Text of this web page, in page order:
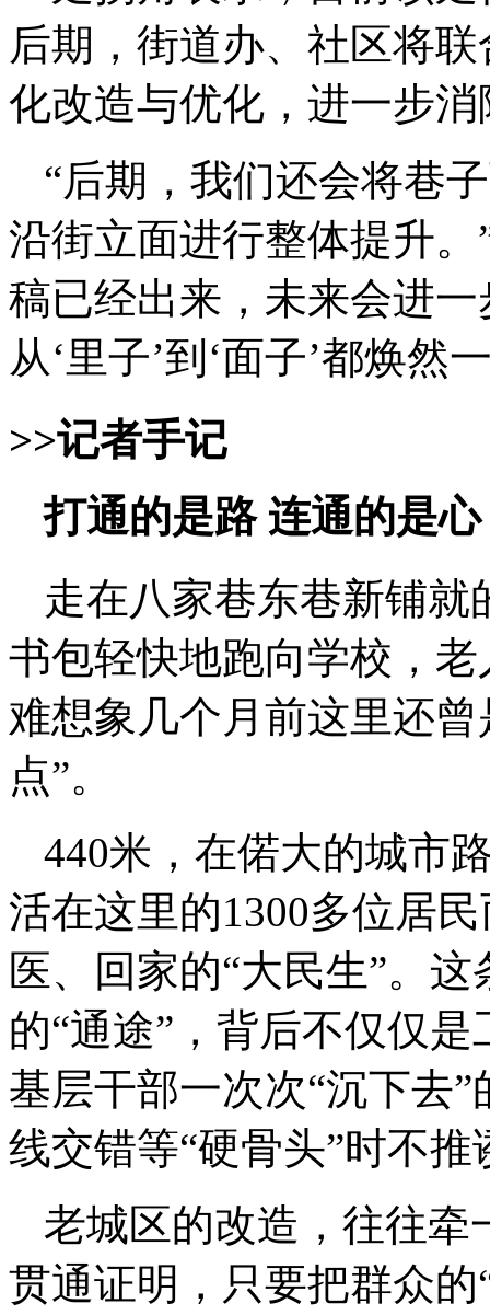
后期，街道办、社区将
化改造与优化，进一步
“后期，我们还会将巷
沿街立面进行整体提升
稿已经出来，未来会进一
从‘里子’到‘面子’都焕然
>>记者手记
打通的是路 连通的是心
走在八家巷东巷新铺
书包轻快地跑向学校，
难想象几个月前这里还
点”。
440米，在偌大的城市
活在这里的1300多位居
医、回家的“大民生”。
的“通途”，背后不仅仅
基层干部一次次“沉下去
线交错等“硬骨头”时不推
老城区的改造，往往牵
贯通证明，只要把群众